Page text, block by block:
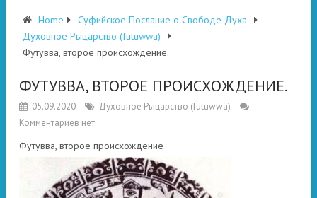
Home
Суфийское Послание о Свободе Духа
Духовное Рыцарство (futuwwa)
Футувва, второе происхождение.
ФУТУВВА, ВТОРОЕ ПРОИСХОЖДЕНИЕ.
05.09.2020
Духовное Рыцарство (futuwwa)
Комментариев нет
Футувва, второе происхождение